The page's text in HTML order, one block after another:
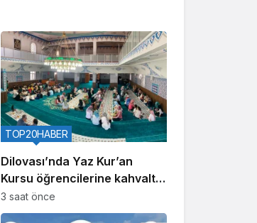
Dilovası’nda Yaz Kur’an
Kursu öğrencilerine kahvaltı
buluşması
TOP20HABER
3 saat önce